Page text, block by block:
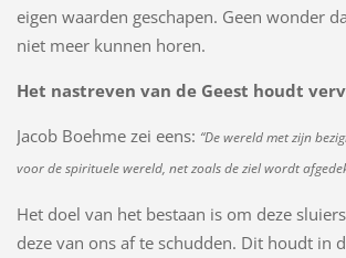
eigen waarden geschapen. Geen wonder
niet meer kunnen horen.
Het nastreven van de Geest houdt
Jacob Boehme zei eens: “De wereld met zijn
voor de spirituele wereld, net zoals de ziel wordt
Het doel van het bestaan is om deze
deze van ons af te schudden. Dit houdt in